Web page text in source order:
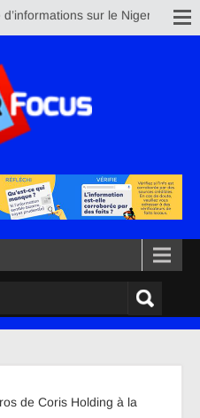
sur le Niger et le
de Coris Holding à la